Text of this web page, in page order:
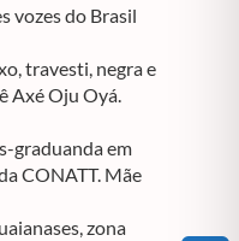
vozes do Brasil
travesti, negra e
Axé Oju Oyá.
graduanda em
CONATT. Mãe
zona